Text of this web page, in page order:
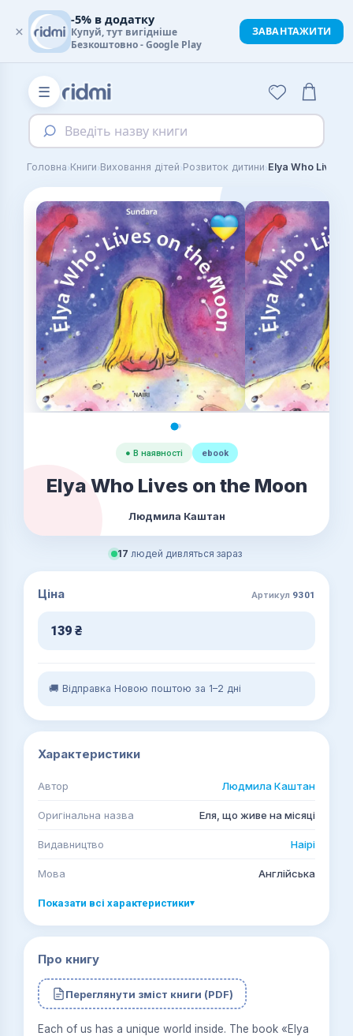
☰
Введіть назву книги
Головна›Книги›Виховання дітей›Розвиток дитини›Elya Who Lives
● В наявності ebook
Elya Who Lives on the Moon
Людмила Каштан
17 людей дивляться зараз
Ціна Артикул 9301
139 ₴
🚚 Відправка Новою поштою за 1–2 дні
Характеристики
Автор Людмила Каштан
Оригінальна назва Еля, що живе на місяці
Видавництво Наірі
Мова Англійська
Показати всі характеристики▾
Про книгу
Переглянути зміст книги (PDF)
Each of us has a unique world inside. The book «Elya
×
-5% в додатку
Купуй, тут вигідніше
Безкоштовно - Google Play
ЗАВАНТАЖИТИ